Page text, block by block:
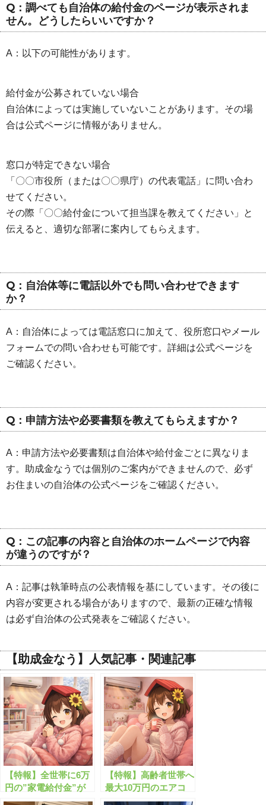
Q：調べても自治体の給付金のページが表示されま
せん。どうしたらいいですか？
A：以下の可能性があります。
給付金が公募されていない場合
自治体によっては実施していないことがあります。その場
合は公式ページに情報がありません。
窓口が特定できない場合
「〇〇市役所（または〇〇県庁）の代表電話」に問い合わ
せてください。
その際「〇〇給付金について担当課を教えてください」と
伝えると、適切な部署に案内してもらえます。
Q：自治体等に電話以外でも問い合わせできます
か？
A：自治体によっては電話窓口に加えて、役所窓口やメール
フォームでの問い合わせも可能です。詳細は公式ページを
ご確認ください。
Q：申請方法や必要書類を教えてもらえますか？
A：申請方法や必要書類は自治体や給付金ごとに異なりま
す。助成金なうでは個別のご案内ができませんので、必ず
お住まいの自治体の公式ページをご確認ください。
Q：この記事の内容と自治体のホームページで内容
が違うのですが？
A：記事は執筆時点の公表情報を基にしています。その後に
内容が変更される場合がありますので、最新の正確な情報
は必ず自治体の公式発表をご確認ください。
【助成金なう】人気記事・関連記事
【特報】全世帯に6万
円の”家電給付金”が
貰えます！
【特報】高齢者世帯へ
最大10万円のエアコ
ン設置助成が始まりま